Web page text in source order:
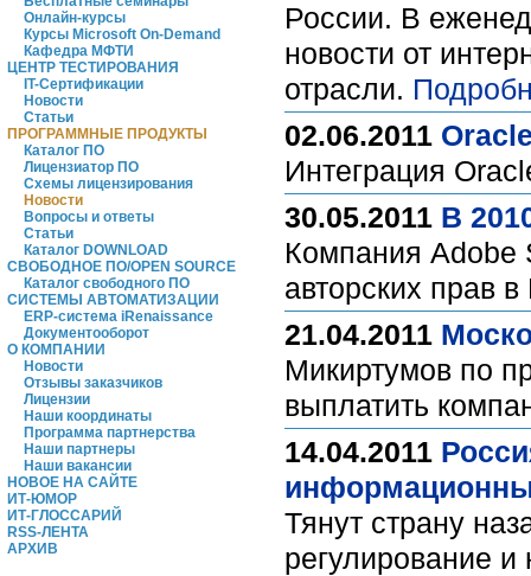
Онлайн-курсы
Курсы Microsoft On-Demand
Кафедра МФТИ
ЦЕНТР ТЕСТИРОВАНИЯ
IT-Сертификации
Новости
Статьи
ПРОГРАММНЫЕ ПРОДУКТЫ
Каталог ПО
Лицензиатор ПО
Схемы лицензирования
Новости
Вопросы и ответы
Статьи
Каталог DOWNLOAD
СВОБОДНОЕ ПО/OPEN SOURCE
Каталог свободного ПО
СИСТЕМЫ АВТОМАТИЗАЦИИ
ERP-система iRenaissance
Документооборот
О КОМПАНИИ
Новости
Отзывы заказчиков
Лицензии
Наши координаты
Программа партнерства
Наши партнеры
Наши вакансии
НОВОЕ НА САЙТЕ
ИТ-ЮМОР
ИТ-ГЛОССАРИЙ
RSS-ЛЕНТА
АРХИВ
России. В
новости от
отрасли.
02.06.2011
Интеграция
30.05.2011 В
Компания Adobe
авторских прав
21.04.2011
Микиртумов по
выплатить
14.04.2011
Тянут страну
регулирование